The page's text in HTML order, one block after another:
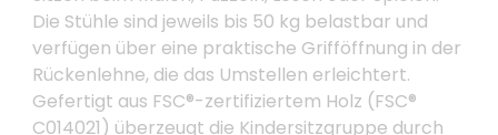
Die Stühle sind jeweils bis 50 kg belastbar und
verfügen über eine praktische Grifföffnung in der
Rückenlehne, die das Umstellen erleichtert.
Gefertigt aus FSC®-zertifiziertem Holz (FSC®
C014021) überzeugt die Kindersitzgruppe durch